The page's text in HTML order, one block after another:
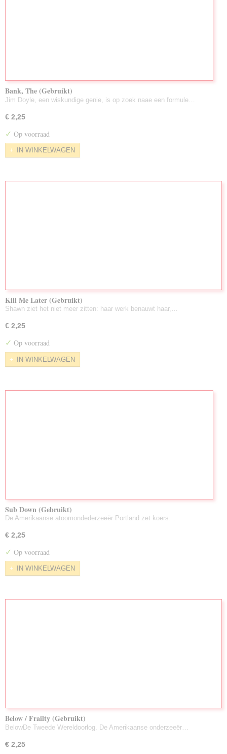
Bank, The (Gebruikt)
Jim Doyle, een wiskundige genie, is op zoek naae een formule…
€ 2,25
✓ Op voorraad
IN WINKELWAGEN
Kill Me Later (Gebruikt)
Shawn ziet het niet meer zitten: haar werk benauwt haar,…
€ 2,25
✓ Op voorraad
IN WINKELWAGEN
Sub Down (Gebruikt)
De Amerikaanse atoomondederzeeër Portland zet koers…
€ 2,25
✓ Op voorraad
IN WINKELWAGEN
Below / Frailty (Gebruikt)
BelowDe Tweede Wereldoorlog. De Amerikaanse onderzeeër…
€ 2,25